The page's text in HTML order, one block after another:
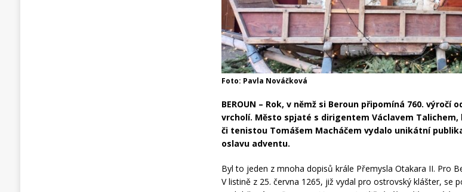
Foto: Pavla Nováčková
BEROUN – Rok, v němž si Beroun připomíná 760. výročí
vrcholí. Město spjaté s dirigentem Václavem Talichem,
či tenistou Tomášem Macháčem vydalo unikátní
oslavu adventu.
Byl to jeden z mnoha dopisů krále Přemysla Otakara II. Pro
V listině z 25. června 1265, již vydal pro ostrovský klášter, se